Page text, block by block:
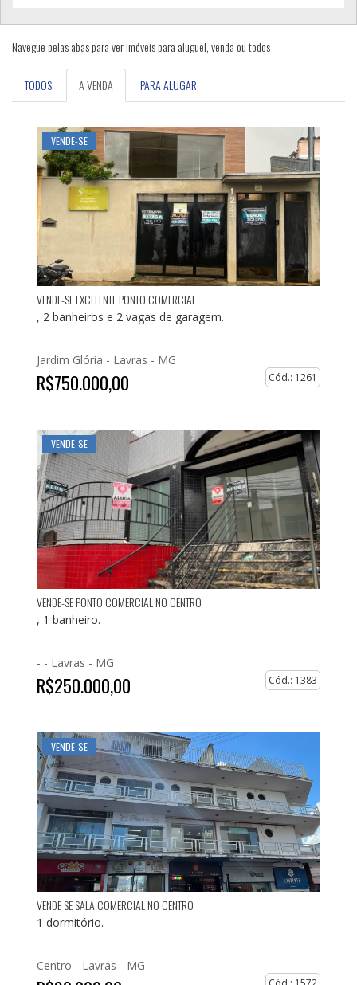
VENDE-SE EXCELENTE PONTO COMERCIAL
Jardim Glória - Lavras - MG
, 2 banheiros e 2 vagas de garagem
R$750.000,00 Cód.: 1261
Navegue pelas abas para ver imóveis para aluguel, venda ou todos
TODOS A VENDA PARA ALUGAR
VENDE-SE
VENDE-SE EXCELENTE PONTO COMERCIAL
, 2 banheiros e 2 vagas de garagem.
Jardim Glória - Lavras - MG
R$750.000,00 Cód.: 1261
VENDE-SE
VENDE-SE PONTO COMERCIAL NO CENTRO
, 1 banheiro.
- - Lavras - MG
R$250.000,00 Cód.: 1383
VENDE-SE
VENDE SE SALA COMERCIAL NO CENTRO
1 dormitório.
Centro - Lavras - MG